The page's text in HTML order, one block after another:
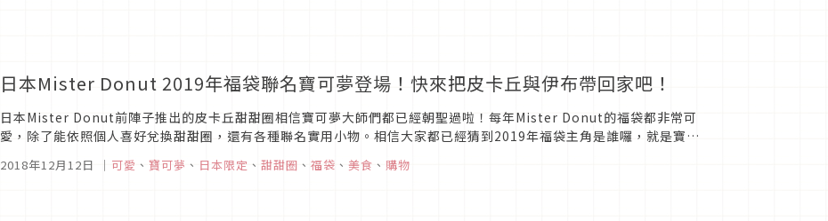
日本Mister Donut 2019年福袋聯名寶可夢登場！快來把皮卡丘與伊布帶回家吧！
日本Mister Donut前陣子推出的皮卡丘甜甜圈相信寶可夢大師們都已經朝聖過啦！每年Mister Donut的福袋都非常可
愛，除了能依照個人喜好兌換甜甜圈，還有各種聯名實用小物。相信大家都已經猜到2019年福袋主角是誰囉，就是寶可
夢裡超可愛的皮卡丘與伊布喔！這兩個可愛的小傢伙一整年搶錢毫不手軟呢...
2018年12月12日 ｜ 可愛 、 寶可夢 、 日本限定 、 甜甜圈 、 福袋 、 美食 、 購物